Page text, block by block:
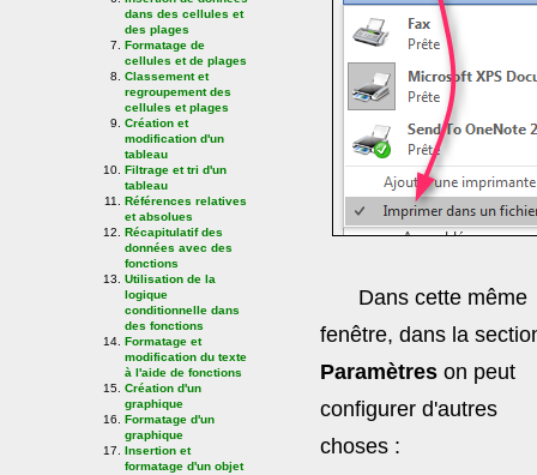
dans des cellules et
des plages
Formatage de
cellules et de plages
Classement et
regroupement des
cellules et plages
Création et
modification d'un
tableau
Filtrage et tri d'un
tableau
Références relatives
et absolues
Récapitulatif des
données avec des
fonctions
Utilisation de la
logique
conditionnelle dans
des fonctions
Formatage et
modification du texte
à l'aide de fonctions
Création d'un
graphique
Formatage d'un
graphique
Insertion et
formatage d'un objet
Dans cette même
fenêtre, dans la
Paramètres on peut
configurer d'autres
choses :